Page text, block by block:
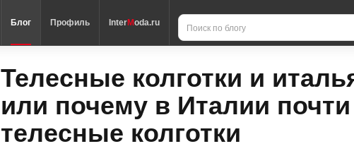
Блог Профиль InterModa.ru
Телесные колготки и
или почему в Италии
телесные колготки